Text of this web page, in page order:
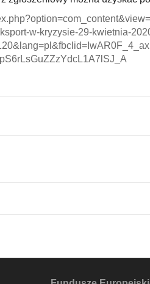
w-kryzysie-29-kwietnia-